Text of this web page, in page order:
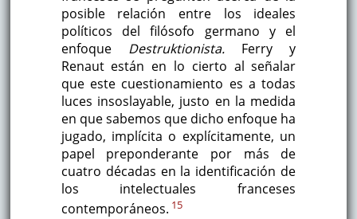
posible relación entre los ideales
políticos del filósofo germano y el
enfoque Destruktionista.Ferry y
Renaut están en lo cierto al señalar
que este cuestionamiento es a todas
luces insoslayable, justo en la medida
en que sabemos que dicho enfoque ha
jugado, implícita o explícitamente, un
papel preponderante por más de
cuatro décadas en la identificación de
los intelectuales franceses
contemporáneos. 15